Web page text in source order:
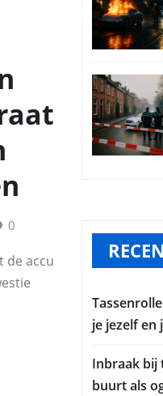
0
de accu
je jezelf en
Inbraak bij
buurt als